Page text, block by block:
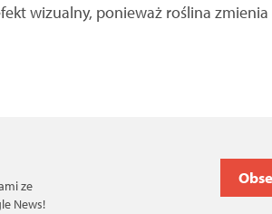
wizualny, ponieważ roślina
ze
News!